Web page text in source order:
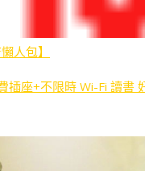
人包】
插座+不限時 Wi-Fi 讀書